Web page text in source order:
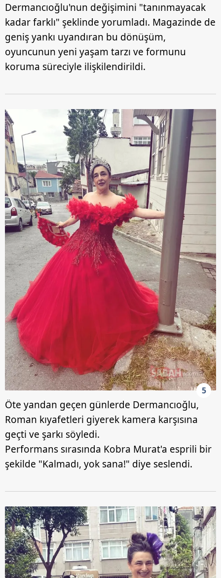
Dermancıoğlu'nun değişimini "tanınmayacak
kadar farklı" şeklinde yorumladı. Magazinde de
geniş yankı uyandıran bu dönüşüm,
oyuncunun yeni yaşam tarzı ve formunu
koruma süreciyle ilişkilendirildi.
5
Öte yandan geçen günlerde Dermancıoğlu,
Roman kıyafetleri giyerek kamera karşısına
geçti ve şarkı söyledi.
Performans sırasında Kobra Murat'a esprili bir
şekilde "Kalmadı, yok sana!" diye seslendi.